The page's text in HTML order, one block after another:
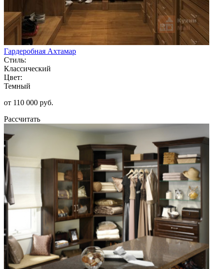
Гардеробная Ахтамар
Стиль:
Классический
Цвет:
Темный
от 110 000 руб.
Рассчитать